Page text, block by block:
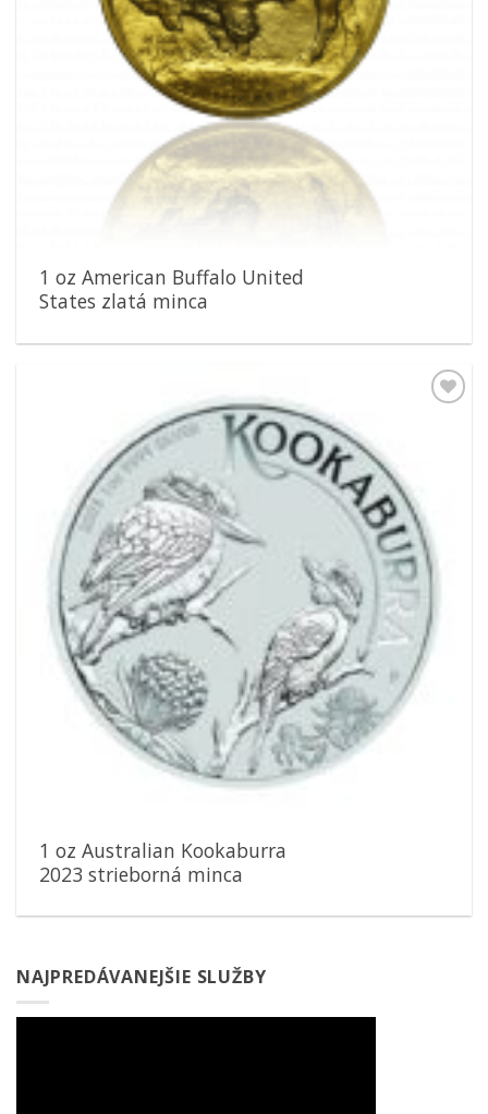
1 oz American Buffalo United
States zlatá minca
1 oz Australian Kookaburra
2023 strieborná minca
NAJPREDÁVANEJŠIE SLUŽBY